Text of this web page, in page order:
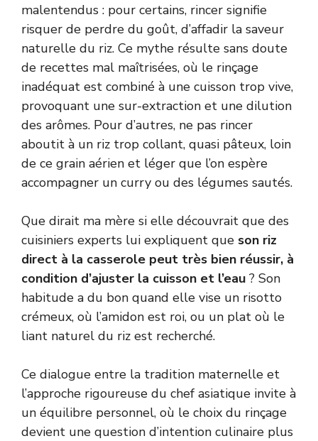
malentendus : pour certains, rincer signifie
risquer de perdre du goût, d’affadir la saveur
naturelle du riz. Ce mythe résulte sans doute
de recettes mal maîtrisées, où le rinçage
inadéquat est combiné à une cuisson trop vive,
provoquant une sur-extraction et une dilution
des arômes. Pour d’autres, ne pas rincer
aboutit à un riz trop collant, quasi pâteux, loin
de ce grain aérien et léger que l’on espère
accompagner un curry ou des légumes sautés.
Que dirait ma mère si elle découvrait que des
cuisiniers experts lui expliquent que son riz
direct à la casserole peut très bien réussir, à
condition d’ajuster la cuisson et l’eau ? Son
habitude a du bon quand elle vise un risotto
crémeux, où l’amidon est roi, ou un plat où le
liant naturel du riz est recherché.
Ce dialogue entre la tradition maternelle et
l’approche rigoureuse du chef asiatique invite à
un équilibre personnel, où le choix du rinçage
devient une question d’intention culinaire plus